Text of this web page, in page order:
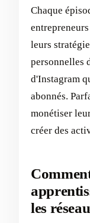
Chaque
leurs
personnelles
d'Instagram
abonnés.
monétiser
créer des
les